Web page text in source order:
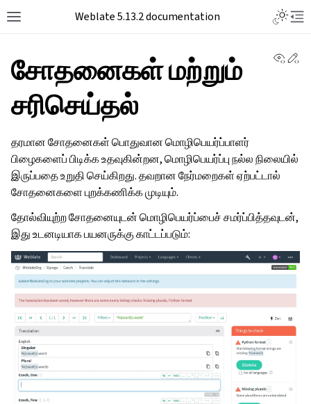
Toggle site navigation sidebar
Weblate 5.13.2 documentation
சோதனைகள் மற்றும்
சரிசெய்தல்
தரமான சோதனைகள் பொதுவான மொழிபெயர்ப்பாளர்
பிழைகளைப் பிடிக்க உதவுகின்றன, மொழிபெயர்ப்பு நல்ல நிலையில்
இருப்பதை உறுதி செய்கிறது. தவறான நேர்மறைகள் ஏற்பட்டால்
சோதனைகளை புறக்கணிக்க முடியும்.
தோல்வியுற்ற சோதனையுடன் மொழிபெயர்ப்பைச் சமர்ப்பித்தவுடன்,
இது உடனடியாக பயனருக்கு காட்டப்படும்: